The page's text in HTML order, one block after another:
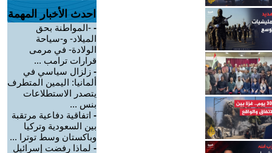
احدث الأخبار المهمة
- -المواطنة بحق
الميلاد- و-سياحة
الولادة- في مرمى
قرارات ترامب ...
- زلزال سياسي في
ألمانيا: اليمين المتطرف
يتصدر الاستطلاعات
بنس ...
- اتفاقية دفاعية مرتقبة
بين السعودية وتركيا
وباكستان وسط توترا ...
- لماذا رفضت إسرائيل